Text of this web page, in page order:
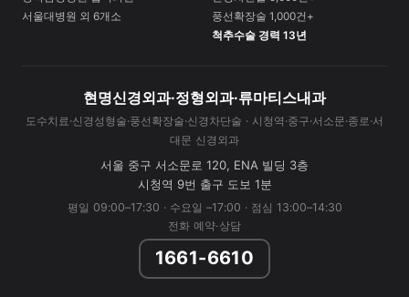
서울대병원 외 6개소
풍선확장술 1,000건+
척추수술 경력 13년
현명신경외과·정형외과·류마티스내과
도수치료·신경성형술·풍선확장술·신경차단술 · 시청역·중구·서소문·종로·서
대문 신경외과
서울 중구 서소문로 120, ENA 빌딩 3층
시청역 9번 출구 도보 1분
평일 09:00–17:30 · 수요일 –17:00 · 점심 13:00–14:30
전화 예약·상담
1661-6610